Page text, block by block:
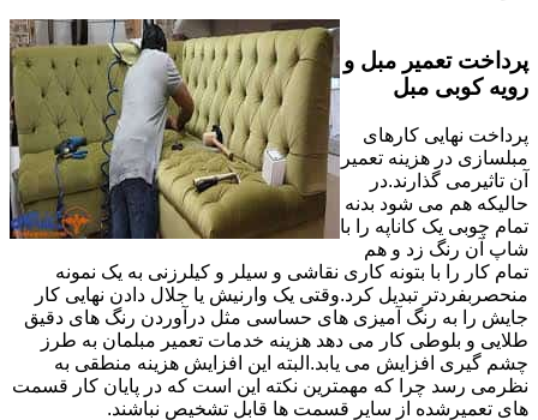
پرداخت تعمیر مبل و
رویه کوبی مبل
پرداخت نهایی کارهای
مبلسازی در هزینه تعمیر
آن تاثیرمی گذارند.در
حالیکه هم می شود بدنه
تمام چوبی یک کاناپه را با
شاپ آن رنگ زد و هم
تمام کار را با بتونه کاری نقاشی و سیلر و کیلرزنی به یک نمونه
منحصربفردتر تبدیل کرد.وقتی یک وارنیش یا جلال دادن نهایی کار
جایش را به رنگ آمیزی های حساسی مثل درآوردن رنگ های دقیق
طلایی و بلوطی کار می دهد هزینه خدمات تعمیر مبلمان به طرز
چشم گیری افزایش می یابد.البته این افزایش هزینه منطقی به
نظرمی رسد چرا که مهمترین نکته این است که در پایان کار قسمت
های تعمیرشده از سایر قسمت ها قابل تشخیص نباشند.